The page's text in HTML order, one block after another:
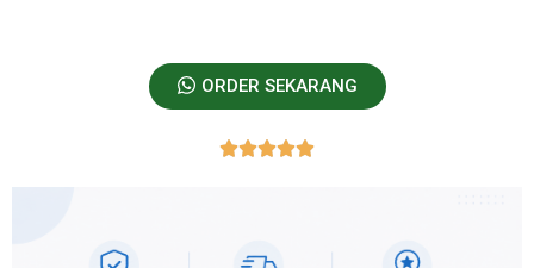
ORDER SEKARANG
